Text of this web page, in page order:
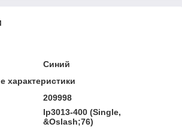
Синий
характеристики
209998
lp3013-400 (Single,
&Oslash;76)